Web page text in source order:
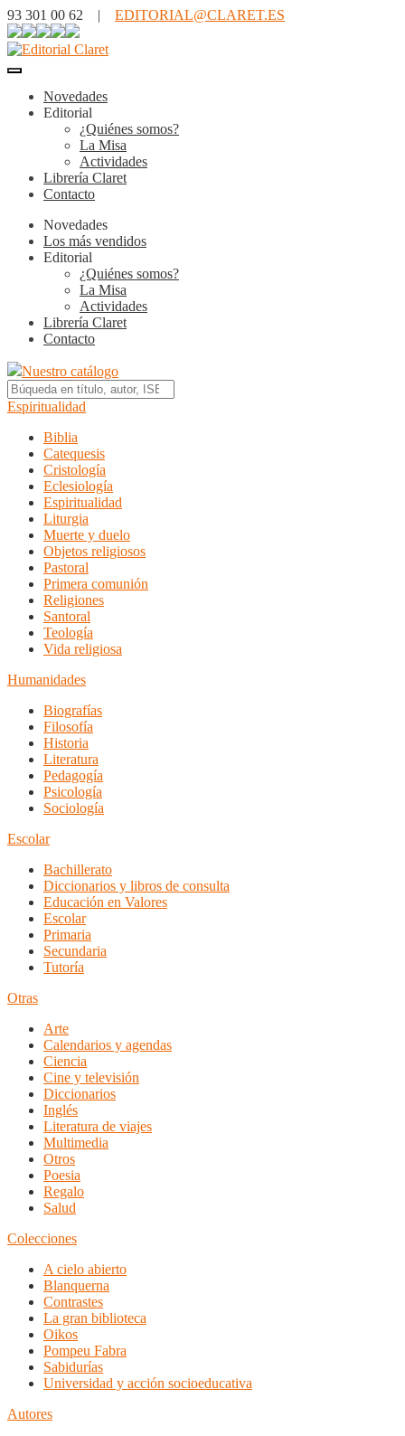
93 301 00 62 | EDITORIAL@CLARET.ES
Novedades
Editorial
¿Quiénes somos?
La Misa
Actividades
Librería Claret
Contacto
Novedades
Los más vendidos
Editorial
¿Quiénes somos?
La Misa
Actividades
Librería Claret
Contacto
Nuestro catálogo
Espiritualidad
Biblia
Catequesis
Cristología
Eclesiología
Espiritualidad
Liturgia
Muerte y duelo
Objetos religiosos
Pastoral
Primera comunión
Religiones
Santoral
Teología
Vida religiosa
Humanidades
Biografías
Filosofía
Historia
Literatura
Pedagogía
Psicología
Sociología
Escolar
Bachillerato
Diccionarios y libros de consulta
Educación en Valores
Escolar
Primaria
Secundaria
Tutoría
Otras
Arte
Calendarios y agendas
Ciencia
Cine y televisión
Diccionarios
Inglés
Literatura de viajes
Multimedia
Otros
Poesia
Regalo
Salud
Colecciones
A cielo abierto
Blanquerna
Contrastes
La gran biblioteca
Oikos
Pompeu Fabra
Sabidurías
Universidad y acción socioeducativa
Autores